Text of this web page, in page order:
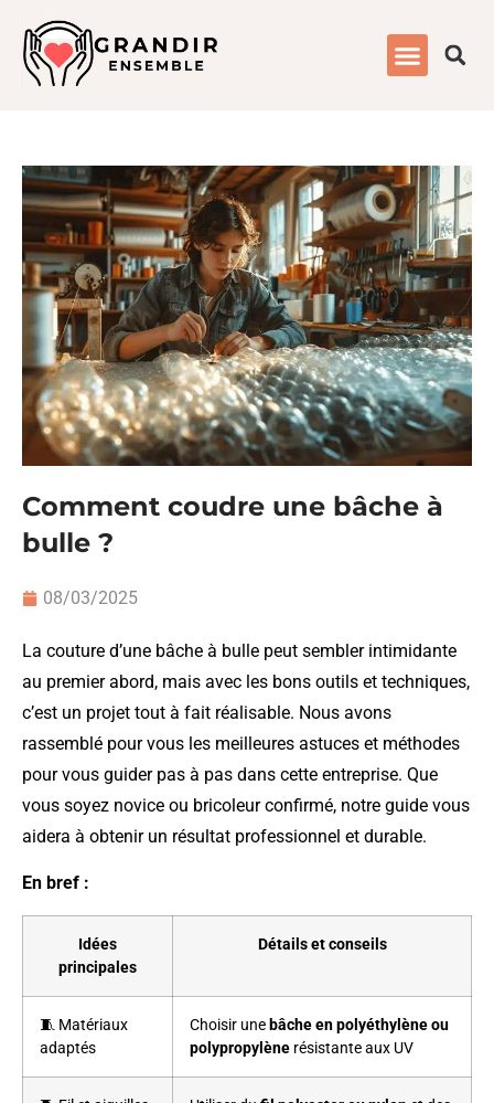
Comment coudre une bâche à
bulle ?
08/03/2025
La couture d’une bâche à bulle peut sembler intimidante
au premier abord, mais avec les bons outils et techniques,
c’est un projet tout à fait réalisable. Nous avons
rassemblé pour vous les meilleures astuces et méthodes
pour vous guider pas à pas dans cette entreprise. Que
vous soyez novice ou bricoleur confirmé, notre guide vous
aidera à obtenir un résultat professionnel et durable.
En bref :
Idées
principales
Détails et conseils
🧵 Matériaux
adaptés
Choisir une bâche en polyéthylène ou
polypropylène résistante aux UV